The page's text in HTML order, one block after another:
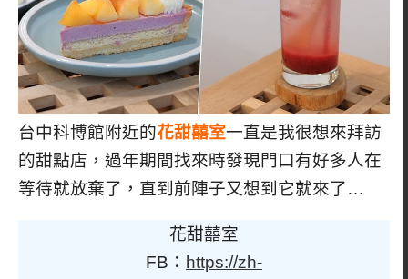
台中科博館附近的花甜囍室一直是我很想來拜訪
的甜點店，過年期間找來時發現門口有好多人在
等待就放棄了，直到前陣子又想到它就來了…
花甜囍室
FB： https://zh-